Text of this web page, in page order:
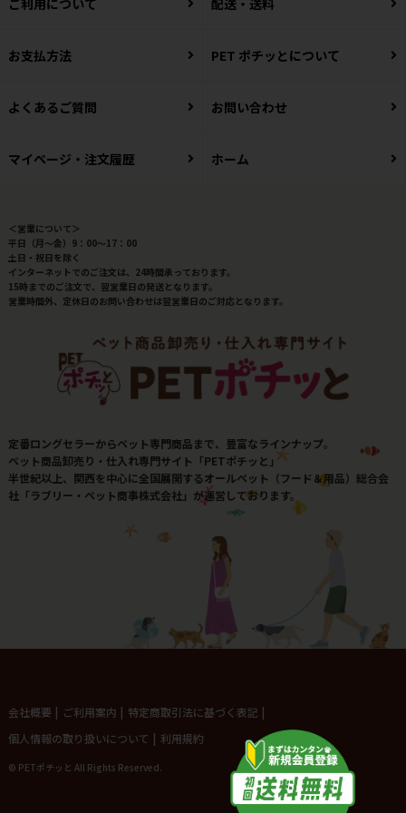
ご利用について 配送・送料
お支払方法 PET ポチッとについて
よくあるご質問 お問い合わせ
マイページ・注文履歴 ホーム
＜営業について＞
平日（月～金）9：00～17：00
土日・祝日を除く
インターネットでのご注文は、24時間承っております。
15時までのご注文で、翌営業日の発送となります。
営業時間外、定休日のお問い合わせは翌営業日のご対応となります。
定番ロングセラーからペット専門商品まで、豊富なラインナップ。
ペット商品卸売り・仕入れ専門サイト「PETポチッと」
半世紀以上、関西を中心に全国展開するオールペット（フード＆用品）総合会
社「ラブリー・ペット商事株式会社」が運営しております。
会社概要 | ご利用案内 | 特定商取引法に基づく表記 |
個人情報の取り扱いについて | 利用規約
© PETポチッと All Rights Reserved.